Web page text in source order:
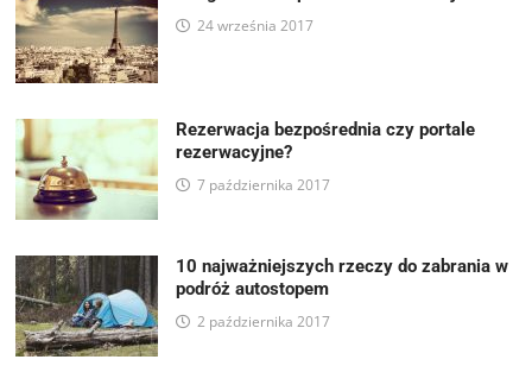
24 września 2017
Rezerwacja bezpośrednia czy portale
rezerwacyjne?
7 października 2017
10 najważniejszych rzeczy do zabrania w
podróż autostopem
2 października 2017